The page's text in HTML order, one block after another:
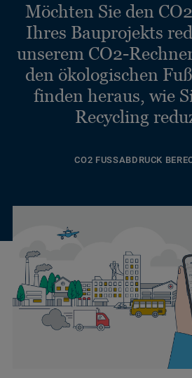
Möchten Sie den
Ihres Bauprojekts
unserem CO2-
den ökologischen
finden heraus, wie
Recycling
CO2 FUSSABDRUCK